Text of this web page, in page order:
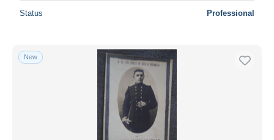
Status Professional
New